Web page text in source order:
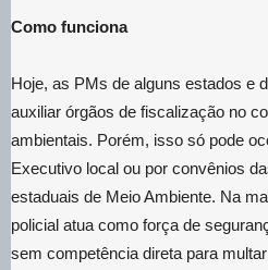
Como funciona
Hoje, as PMs de alguns estados e
auxiliar órgãos de fiscalização no
ambientais. Porém, isso só pode
Executivo local ou por convênios
estaduais de Meio Ambiente. Na
policial atua como força de
sem competência direta para